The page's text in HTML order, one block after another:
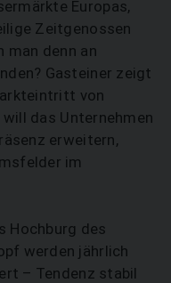
Europas,
Zeitgenossen
man denn an
Gasteiner zeigt
von
das Unternehmen
erweitern,
im
Hochburg des
werden jährlich
– Tendenz stabil